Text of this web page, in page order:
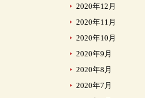
2020年12月
2020年11月
2020年10月
2020年9月
2020年8月
2020年7月